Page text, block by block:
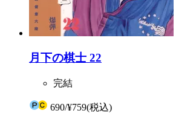
月下の棋士 22
完結
690/¥759(税込)